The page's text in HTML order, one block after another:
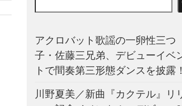
アクロバット歌謡の一卵性三つ
子・佐藤三兄弟、デビューイベ
トで間奏第三形態ダンスを披露！
川野夏美／新曲『カクテル』リ